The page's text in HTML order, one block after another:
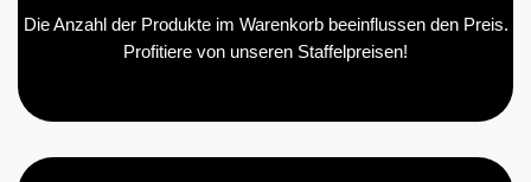
Die Anzahl der Produkte im Warenkorb beeinflussen den Preis.
Profitiere von unseren Staffelpreisen!